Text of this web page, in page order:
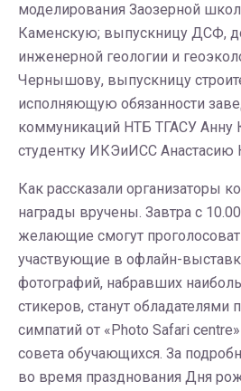
моделирования Заозерной
Каменскую; выпускницу ДСФ,
инженерной геологии и
Чернышову, выпускницу
исполняющую обязанности
коммуникаций НТБ ТГАСУ Анну
студентку ИКЭиИСС Анастасию
Как рассказали организаторы
награды вручены. Завтра с
желающие смогут
участвующие в офлайн-
фотографий, набравших
стикеров, станут обладателями
симпатий от «Photo Safari
совета обучающихся. За
во время празднования Дня